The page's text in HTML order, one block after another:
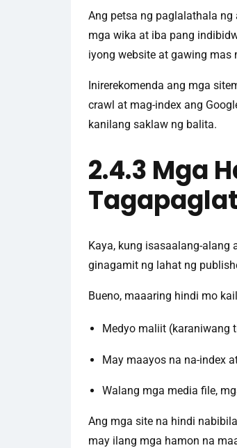
Ang petsa ng paglalathala
mga wika at iba pang
iyong website at gawing
Inirerekomenda ang mga
crawl at mag-index ang
kanilang saklaw ng balita.
2.4.3 Mga
Kaya, kung isasaalang-
ginagamit ng lahat ng
Bueno, maaaring hindi mo
Medyo maliit (karaniwang
May maayos na na-index
Walang mga media file,
Ang mga site na hindi
may ilang mga hamon na